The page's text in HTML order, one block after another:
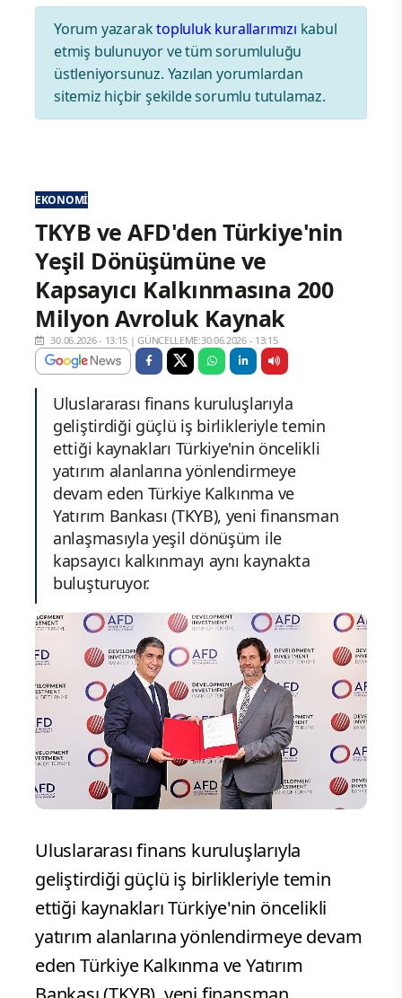
Yorum yazaraktopluluk kurallarımızı kabul
etmiş bulunuyor ve tüm sorumluluğu
üstleniyorsunuz. Yazılan yorumlardan
sitemiz hiçbir şekilde sorumlu tutulamaz.
EKONOMI
TKYB ve AFD'den Türkiye'nin
Yeşil Dönüşümüne ve
Kapsayıcı Kalkınmasına 200
Milyon Avroluk Kaynak
30.06.2026 - 13:15 |GÜNCELLEME:30.06.2026 - 13:15
Uluslararası finans kuruluşlarıyla
geliştirdiği güçlü iş birlikleriyle temin
ettiği kaynakları Türkiye'nin öncelikli
yatırım alanlarına yönlendirmeye
devam eden Türkiye Kalkınma ve
Yatırım Bankası (TKYB), yeni finansman
anlaşmasıyla yeşil dönüşüm ile
kapsayıcı kalkınmayı aynı kaynakta
buluşturuyor.
Uluslararası finans kuruluşlarıyla
geliştirdiği güçlü iş birlikleriyle temin
ettiği kaynakları Türkiye'nin öncelikli
yatırım alanlarına yönlendirmeye devam
eden Türkiye Kalkınma ve Yatırım